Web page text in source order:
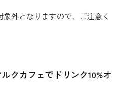
外となりますので、ご注意く
クカフェでドリンク10%オ